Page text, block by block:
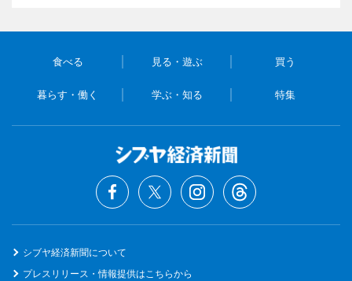
食べる 見る・遊ぶ 買う
暮らす・働く 学ぶ・知る 特集
シブヤ経済新聞について
プレスリリース・情報提供はこちらから